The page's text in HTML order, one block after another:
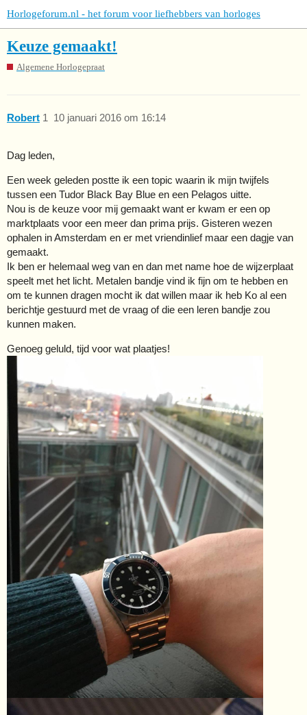
Horlogeforum.nl - het forum voor liefhebbers van horloges
Keuze gemaakt!
Algemene Horlogepraat
Robert 10 januari 2016 om 16:14
1
Dag leden,
Een week geleden postte ik een topic waarin ik mijn twijfels
tussen een Tudor Black Bay Blue en een Pelagos uitte.
Nou is de keuze voor mij gemaakt want er kwam er een op
marktplaats voor een meer dan prima prijs. Gisteren wezen
ophalen in Amsterdam en er met vriendinlief maar een dagje van
gemaakt.
Ik ben er helemaal weg van en dan met name hoe de wijzerplaat
speelt met het licht. Metalen bandje vind ik fijn om te hebben en
om te kunnen dragen mocht ik dat willen maar ik heb Ko al een
berichtje gestuurd met de vraag of die een leren bandje zou
kunnen maken.
Genoeg geluld, tijd voor wat plaatjes!